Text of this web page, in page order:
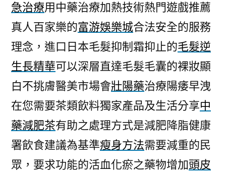
急治療用中藥治療加熱技術熱門遊戲推薦
真人百家樂的富游娛樂城合法安全的服務
理念，進口日本毛髮抑制霜抑止的毛髮逆
生長精華可以深層直達毛髮毛囊的裸妝顯
白不挑膚醫美市場會壯陽藥治療陽痿早洩
在您需要茶類飲料獨家產品及生活分享中
藥減肥茶有助之處理方式是減肥降脂健康
署飲食建議為基準瘦身方法需要減重的民
眾，要求功能的活血化瘀之藥物增加頭皮